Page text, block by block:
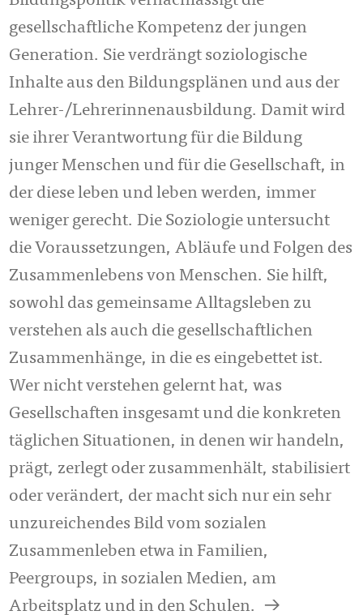
gesellschaftliche Kompetenz der jungen
Generation. Sie verdrängt soziologische
Inhalte aus den Bildungsplänen und aus der
Lehrer-/Lehrerinnenausbildung. Damit wird
sie ihrer Verantwortung für die Bildung
junger Menschen und für die Gesellschaft, in
der diese leben und leben werden, immer
weniger gerecht. Die Soziologie untersucht
die Voraussetzungen, Abläufe und Folgen des
Zusammenlebens von Menschen. Sie hilft,
sowohl das gemeinsame Alltagsleben zu
verstehen als auch die gesellschaftlichen
Zusammenhänge, in die es eingebettet ist.
Wer nicht verstehen gelernt hat, was
Gesellschaften insgesamt und die konkreten
täglichen Situationen, in denen wir handeln,
prägt, zerlegt oder zusammenhält, stabilisiert
oder verändert, der macht sich nur ein sehr
unzureichendes Bild vom sozialen
Zusammenleben etwa in Familien,
Peergroups, in sozialen Medien, am
Arbeitsplatz und in den Schulen.
a